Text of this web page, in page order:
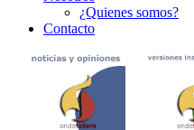
¿Quienes somos?
Contacto